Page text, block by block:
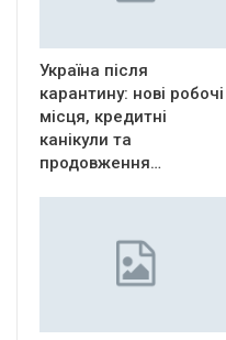
Україна після
карантину: нові робочі
місця, кредитні
канікули та
продовження…